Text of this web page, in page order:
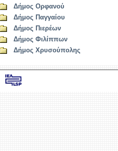
Δήμος Ορφανού
Δήμος Παγγαίου
Δήμος Πιερέων
Δήμος Φιλίππων
Δήμος Χρυσούπολης